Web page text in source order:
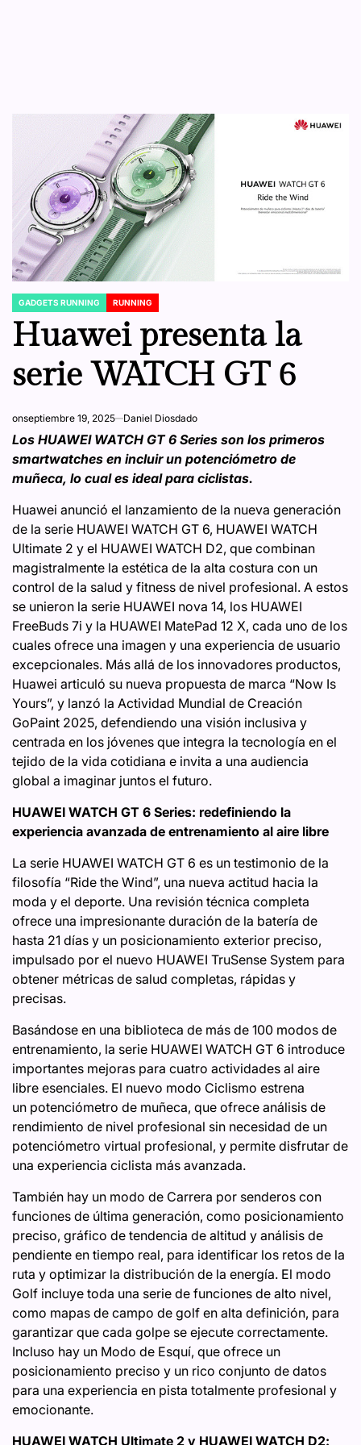
POSTED
IN
GADGETS RUNNING RUNNING
Huawei presenta la
serie WATCH GT 6
onseptiembre 19, 2025 Daniel Diosdado
Los HUAWEI WATCH GT 6 Series son los primeros
smartwatches en incluir un potenciómetro de
muñeca, lo cual es ideal para ciclistas.
Huawei anunció el lanzamiento de la nueva generación
de la serie HUAWEI WATCH GT 6, HUAWEI WATCH
Ultimate 2 y el HUAWEI WATCH D2, que combinan
magistralmente la estética de la alta costura con un
control de la salud y fitness de nivel profesional. A estos
se unieron la serie HUAWEI nova 14, los HUAWEI
FreeBuds 7i y la HUAWEI MatePad 12 X, cada uno de los
cuales ofrece una imagen y una experiencia de usuario
excepcionales. Más allá de los innovadores productos,
Huawei articuló su nueva propuesta de marca “Now Is
Yours”, y lanzó la Actividad Mundial de Creación
GoPaint 2025, defendiendo una visión inclusiva y
centrada en los jóvenes que integra la tecnología en el
tejido de la vida cotidiana e invita a una audiencia
global a imaginar juntos el futuro.
HUAWEI WATCH GT 6 Series: redefiniendo la
experiencia avanzada de entrenamiento al aire libre
La serie HUAWEI WATCH GT 6 es un testimonio de la
filosofía “Ride the Wind”, una nueva actitud hacia la
moda y el deporte. Una revisión técnica completa
ofrece una impresionante duración de la batería de
hasta 21 días y un posicionamiento exterior preciso,
impulsado por el nuevo HUAWEI TruSense System para
obtener métricas de salud completas, rápidas y
precisas.
Basándose en una biblioteca de más de 100 modos de
entrenamiento, la serie HUAWEI WATCH GT 6 introduce
importantes mejoras para cuatro actividades al aire
libre esenciales. El nuevo modo Ciclismo estrena
un potenciómetro de muñeca, que ofrece análisis de
rendimiento de nivel profesional sin necesidad de un
potenciómetro virtual profesional, y permite disfrutar de
una experiencia ciclista más avanzada.
También hay un modo de Carrera por senderos con
funciones de última generación, como posicionamiento
preciso, gráfico de tendencia de altitud y análisis de
pendiente en tiempo real, para identificar los retos de la
ruta y optimizar la distribución de la energía. El modo
Golf incluye toda una serie de funciones de alto nivel,
como mapas de campo de golf en alta definición, para
garantizar que cada golpe se ejecute correctamente.
Incluso hay un Modo de Esquí, que ofrece un
posicionamiento preciso y un rico conjunto de datos
para una experiencia en pista totalmente profesional y
emocionante.
HUAWEI WATCH Ultimate 2 y HUAWEI WATCH D2: